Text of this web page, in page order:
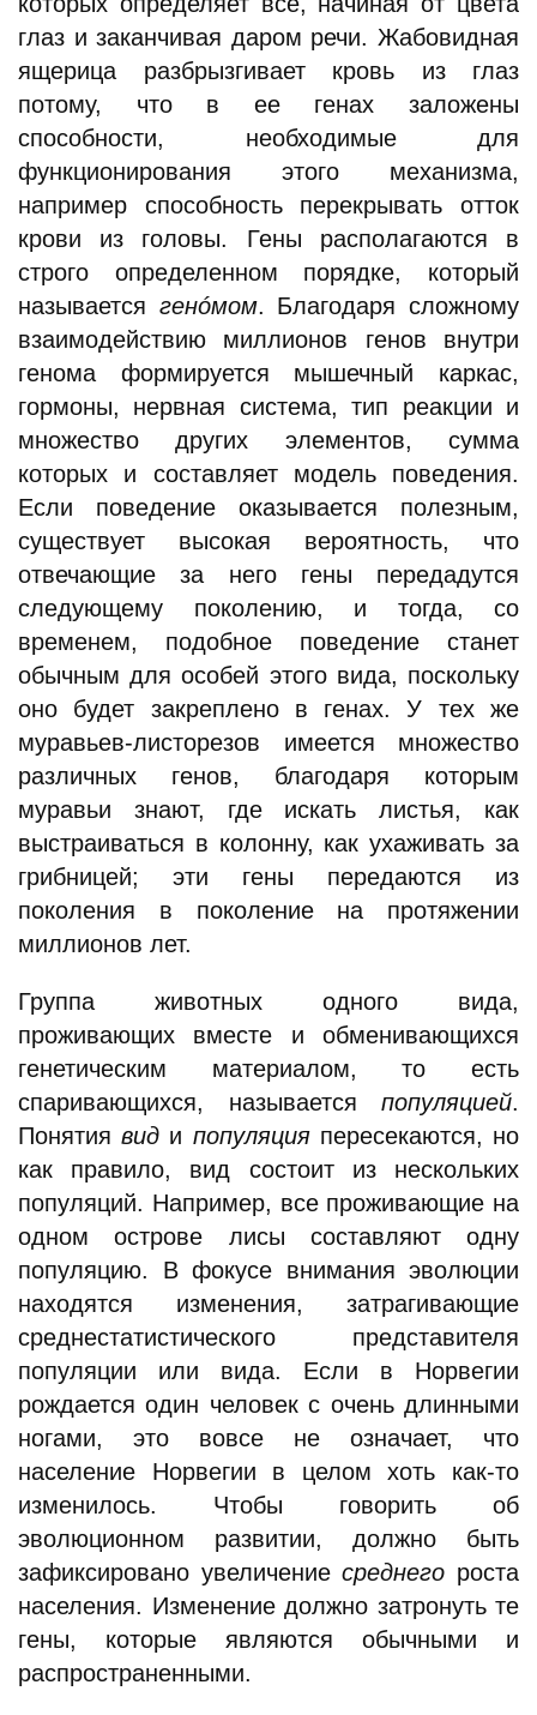
глаз и заканчивая даром речи. Жабовидная
ящерица разбрызгивает кровь из глаз
потому, что в ее генах заложены
способности, необходимые для
функционирования этого механизма,
например способность перекрывать отток
крови из головы. Гены располагаются в
строго определенном порядке, который
называется генóмом. Благодаря сложному
взаимодействию миллионов генов внутри
генома формируется мышечный каркас,
гормоны, нервная система, тип реакции и
множество других элементов, сумма
которых и составляет модель поведения.
Если поведение оказывается полезным,
существует высокая вероятность, что
отвечающие за него гены передадутся
следующему поколению, и тогда, со
временем, подобное поведение станет
обычным для особей этого вида, поскольку
оно будет закреплено в генах. У тех же
муравьев-листорезов имеется множество
различных генов, благодаря которым
муравьи знают, где искать листья, как
выстраиваться в колонну, как ухаживать за
грибницей; эти гены передаются из
поколения в поколение на протяжении
миллионов лет.
Группа животных одного вида,
проживающих вместе и обменивающихся
генетическим материалом, то есть
спаривающихся, называется популяцией.
Понятиявид и популяцияпересекаются, но
как правило, вид состоит из нескольких
популяций. Например, все проживающие на
одном острове лисы составляют одну
популяцию. В фокусе внимания эволюции
находятся изменения, затрагивающие
среднестатистического представителя
популяции или вида. Если в Норвегии
рождается один человек с очень длинными
ногами, это вовсе не означает, что
население Норвегии в целом хоть как-то
изменилось. Чтобы говорить об
эволюционном развитии, должно быть
зафиксировано увеличениесреднего роста
населения. Изменение должно затронуть те
гены, которые являются обычными и
распространенными.